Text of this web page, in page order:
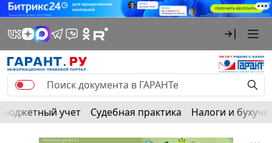
Бюджетный учет Судебная практика Налоги и